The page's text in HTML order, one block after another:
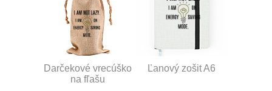
Darčekové vrecúško
na fľašu
Ľanový zošit A6